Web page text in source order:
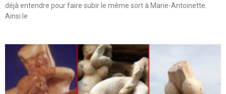
déjà entendre pour faire subir le même sort à Marie-Antoinette.
Ainsi le